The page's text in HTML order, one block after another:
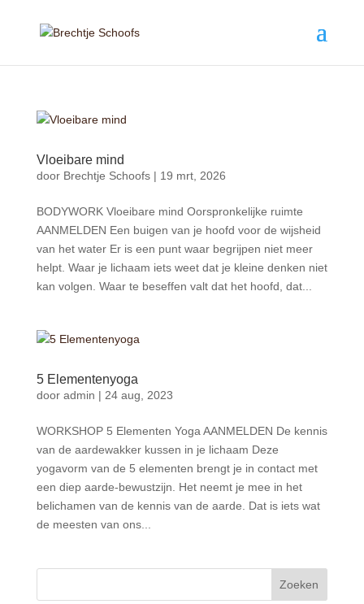
Vloeibare mind
door Brechtje Schoofs| 19 mrt, 2026
BODYWORK Vloeibare mind Oorspronkelijke ruimte
AANMELDEN Een buigen van je hoofd voor de wijsheid
van het water Er is een punt waar begrijpen niet meer
helpt. Waar je lichaam iets weet dat je kleine denken niet
kan volgen. Waar te beseffen valt dat het hoofd, dat...
5 Elementenyoga
door admin | 24 aug, 2023
WORKSHOP 5 Elementen Yoga AANMELDEN De kennis
van de aardewakker kussen in je lichaam Deze
yogavorm van de 5 elementen brengt je in contact met
een diep aarde-bewustzijn. Het neemt je mee in het
belichamen van de kennis van de aarde. Dat is iets wat
de meesten van ons...
Zoeken